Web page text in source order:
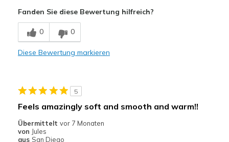
Breathe Well
Comfortable
Geeignete Verwendung
Going Out
Fanden Sie diese Bewertung hilfreich?
0 0
Diese Bewertung markieren
5
Feels amazingly soft and smooth and warm!!
Übermittelt vor 7 Monaten
von Jules
aus San Diego